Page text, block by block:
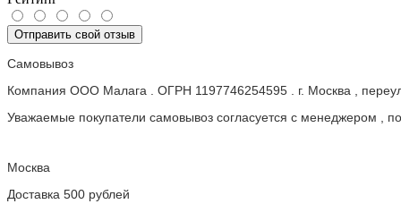
Отправить свой отзыв
Самовывоз
Компания ООО Малага . ОГРН 1197746254595 . г. Москва ,
Уважаемые покупатели самовывоз согласуется с менеджером ,
Москва
Доставка 500 рублей